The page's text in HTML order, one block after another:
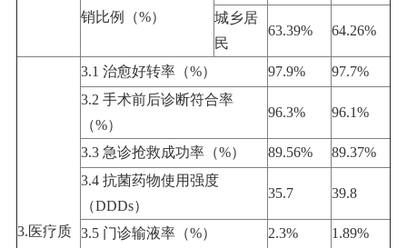
销比例（%）
城乡居
民
63.39% 64.26%
3.医疗质
3.1 治愈好转率（%） 97.9%
97.7%
3.2 手术前后诊断符合率
（%）
96.3% 96.1%
3.3 急诊抢救成功率（%） 89.56%
89.37%
3.4 抗菌药物使用强度
（DDDs）
35.7 39.8
3.5 门诊输液率（%） 2.3%
1.89%